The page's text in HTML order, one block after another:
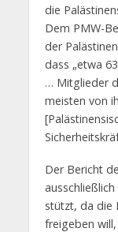
die
Dem PMW-
der
dass „etwa
… Mitglieder
meisten von
Der Bericht
stützt, da die
freigeben